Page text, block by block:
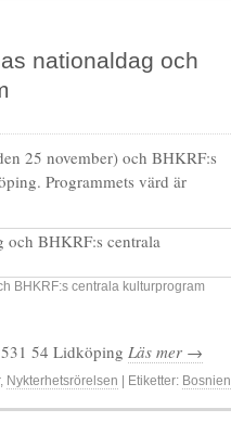
nationaldag och
25 november) och BHKRF:s
Programmets värd är
BHKRF:s centrala kulturprogram
54 Lidköping Läs mer →
, Nykterhetsrörelsen | Etiketter: Bosnien